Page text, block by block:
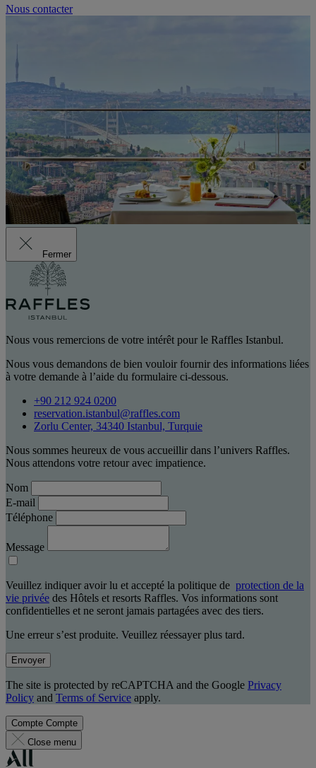
Nous contacter
Fermer
Nous vous remercions de votre intérêt pour le Raffles Istanbul.
Nous vous demandons de bien vouloir fournir des informations liées
à votre demande à l’aide du formulaire ci-dessous.
+90 212 924 0200
reservation.istanbul@raffles.com
Zorlu Center, 34340 Istanbul, Turquie
Nous sommes heureux de vous accueillir dans l’univers Raffles.
Nous attendons votre retour avec impatience.
Nom
E-mail
Téléphone
Message
Veuillez indiquer avoir lu et accepté la politique de protection de la
vie privée des Hôtels et resorts Raffles. Vos informations sont
confidentielles et ne seront jamais partagées avec des tiers.
Une erreur s’est produite. Veuillez réessayer plus tard.
Envoyer
The site is protected by reCAPTCHA and the Google Privacy
Policy and Terms of Service apply.
Compte Compte
Close menu